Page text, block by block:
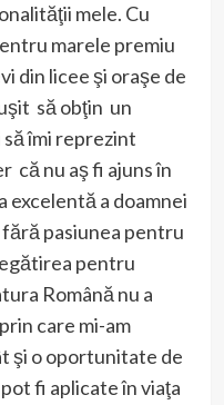
mele. Cu
marele premiu
din licee şi oraşe de
să obţin un
îmi reprezint
că nu aş fi ajuns în
excelentă a doamnei
pasiunea pentru
pentru
Română nu a
care mi-am
şi o oportunitate de
fi aplicate în viaţa